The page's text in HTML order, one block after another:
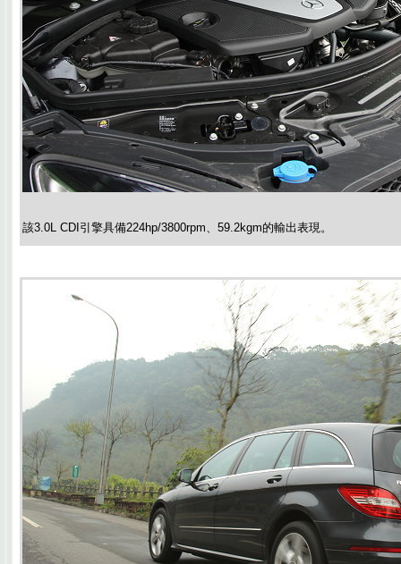
該3.0L CDI引擎具備224hp/3800rpm、59.2kgm的輸出表現。